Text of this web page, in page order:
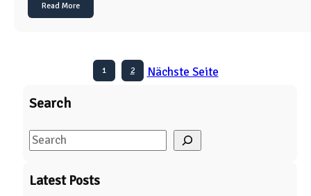
Read More
1 2 Nächste Seite
Search
S
e
aLatest Posts